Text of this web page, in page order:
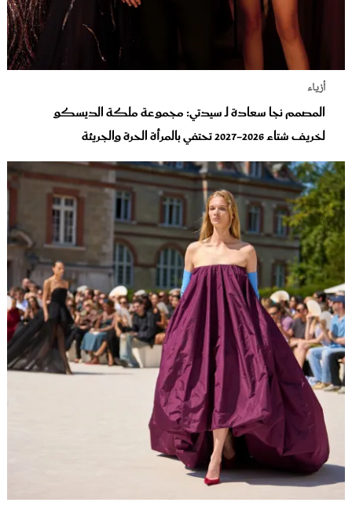
أزياء
المصمم نجا سعادة لـ سيدتي: مجموعة ملكة الديسكو
لخريف شتاء 2026-2027 تحتفي بالمرأة الحرة والجريئة